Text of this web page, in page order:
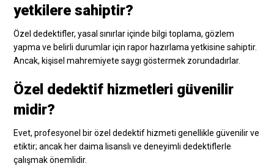
yetkilere sahiptir?
Özel dedektifler, yasal sınırlar içinde bilgi toplama, gözlem
yapma ve belirli durumlar için rapor hazırlama yetkisine sahiptir.
Ancak, kişisel mahremiyete saygı göstermek zorundadırlar.
Özel dedektif hizmetleri güvenilir
midir?
Evet, profesyonel bir özel dedektif hizmeti genellikle güvenilir ve
etiktir; ancak her daima lisanslı ve deneyimli dedektiflerle
çalışmak önemlidir.